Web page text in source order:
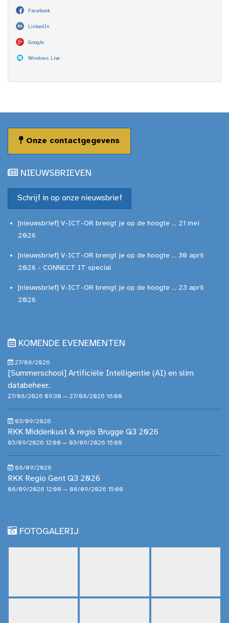
Facebook
LinkedIn
Google
Windows Live
Onze contactgegevens
NIEUWSBRIEVEN
Schrijf in op onze nieuwsbrief
[nieuwsbrief] V-ICT-OR brengt je op de hoogte ... 21 mei
2026
[nieuwsbrief] V-ICT-OR brengt je op de hoogte ... 30 april
2026 - CONNECT IT special
[nieuwsbrief] V-ICT-OR brengt je op de hoogte ... 23 april
2026
KOMENDE EVENEMENTEN
27/08/2026
[Summerschool] Artificiële Intelligentie (AI) en slim
databeheer.
27/08/2026 09:30 — 27/08/2026 16:00
03/09/2026
RKK Middenkust & regio Brugge Q3 2026
03/09/2026 12:00 — 03/09/2026 15:00
08/09/2026
RKK Regio Gent Q3 2026
08/09/2026 12:00 — 08/09/2026 15:00
FOTOGALERIJ